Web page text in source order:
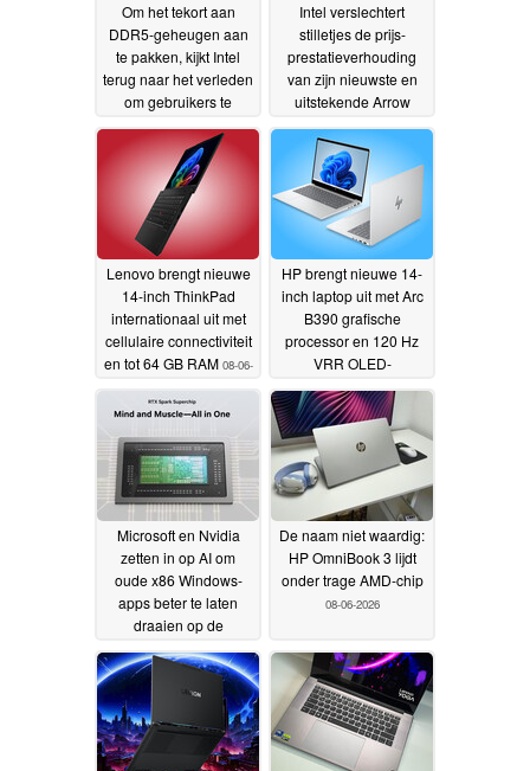
Om het tekort aan
DDR5-geheugen aan
te pakken, kijkt Intel
terug naar het verleden
om gebruikers te
samen te stellen02-07-
2026
Intel verslechtert
stilletjes de prijs-
prestatieverhouding
van zijn nieuwste en
uitstekende Arrow
processoren02-07-2026
Lenovo brengt nieuwe
14-inch ThinkPad
internationaal uit met
cellulaire connectiviteit
en tot 64 GB RAM 08-06-
2026
HP brengt nieuwe 14-
inch laptop uit met Arc
B390 grafische
processor en 120 Hz
VRR OLED-
08-06-2026
Microsoft en Nvidia
zetten in op AI om
oude x86 Windows-
apps beter te laten
draaien op de
RTX Spark-pc's08-06-
2026
De naam niet waardig:
HP OmniBook 3 lijdt
onder trage AMD-chip
08-06-2026